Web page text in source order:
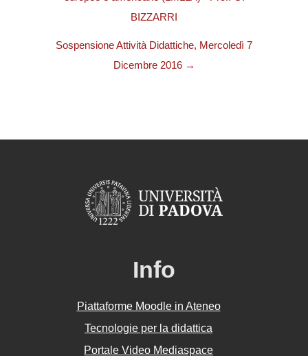
BIZZARRI
Sospensione Attività Didattiche, Mercoledì 7
Dicembre 2016 →
Info
Piattaforme Moodle in Ateneo
Tecnologie per la didattica
Portale Video Mediaspace